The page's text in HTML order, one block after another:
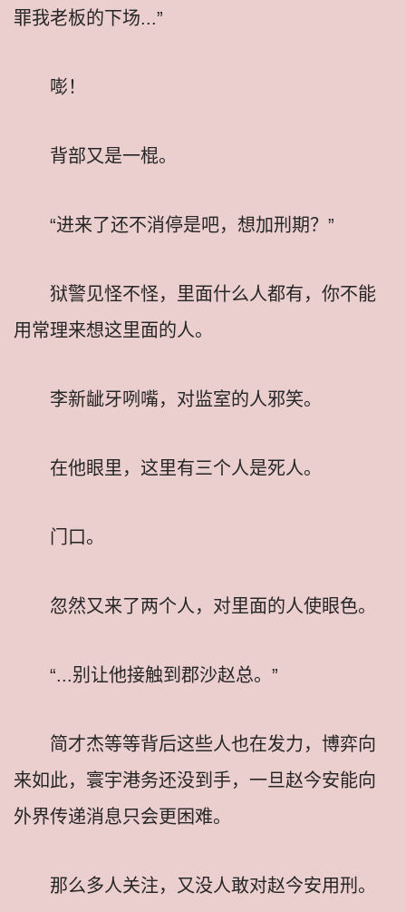
罪我老板的下场...”
嘭！
背部又是一棍。
“进来了还不消停是吧，想加刑期？”
狱警见怪不怪，里面什么人都有，你不能
用常理来想这里面的人。
李新龇牙咧嘴，对监室的人邪笑。
在他眼里，这里有三个人是死人。
门口。
忽然又来了两个人，对里面的人使眼色。
“...别让他接触到郡沙赵总。”
简才杰等等背后这些人也在发力，博弈向
来如此，寰宇港务还没到手，一旦赵今安能向
外界传递消息只会更困难。
那么多人关注，又没人敢对赵今安用刑。